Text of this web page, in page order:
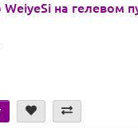
WeiyeSi на гелевом